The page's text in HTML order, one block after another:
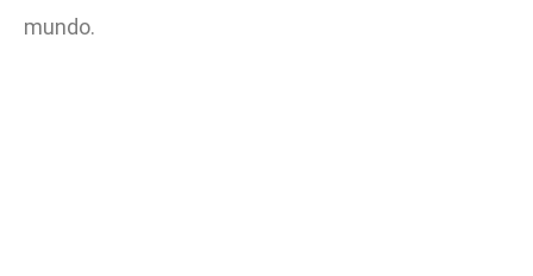
mundo.